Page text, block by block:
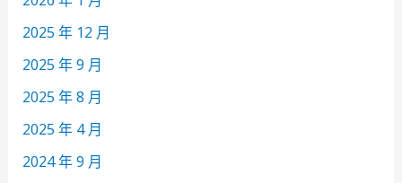
2025 年 12 月
2025 年 9 月
2025 年 8 月
2025 年 4 月
2024 年 9 月